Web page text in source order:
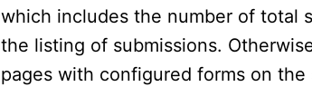
which includes the number of total
the listing of submissions.
pages with configured forms on the